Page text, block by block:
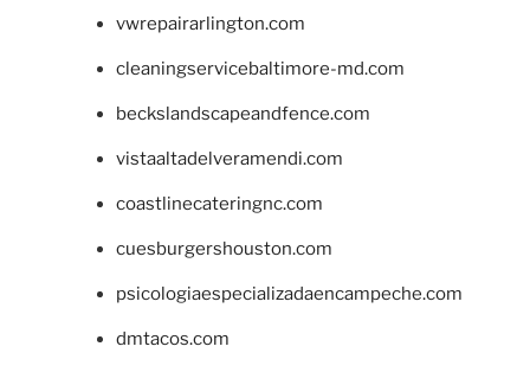
vwrepairarlington.com
cleaningservicebaltimore-md.com
beckslandscapeandfence.com
vistaaltadelveramendi.com
coastlinecateringnc.com
cuesburgershouston.com
psicologiaespecializadaencampeche.com
dmtacos.com